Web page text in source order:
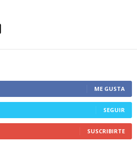
ME GUSTA
SEGUIR
SUSCRIBIRTE